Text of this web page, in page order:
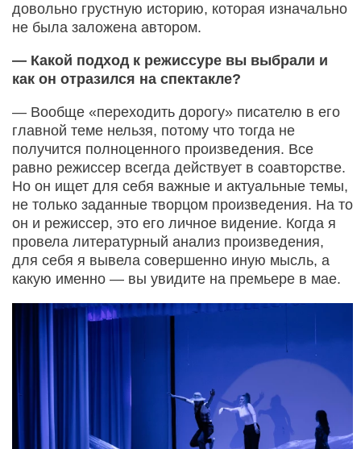
довольно грустную историю, которая изначально
не была заложена автором.
— Какой подход к режиссуре вы выбрали и
как он отразился на спектакле?
— Вообще «переходить дорогу» писателю в его
главной теме нельзя, потому что тогда не
получится полноценного произведения. Все
равно режиссер всегда действует в соавторстве.
Но он ищет для себя важные и актуальные темы,
не только заданные творцом произведения. На то
он и режиссер, это его личное видение. Когда я
провела литературный анализ произведения,
для себя я вывела совершенно иную мысль, а
какую именно — вы увидите на премьере в мае.